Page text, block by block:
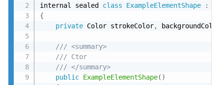
internal sealed class ExampleElementShape
:
{
private Color strokeColor,
/// <summary>
/// Ctor
/// </summary>
public ExampleElementShape( )